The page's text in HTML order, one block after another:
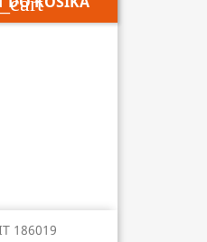
186019